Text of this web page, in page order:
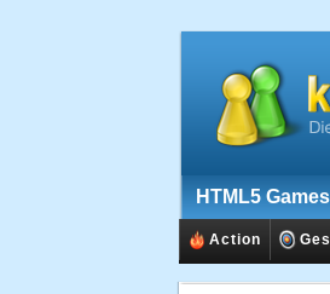
HTML5 Games
Action